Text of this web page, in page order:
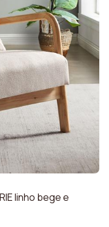
linho bege e